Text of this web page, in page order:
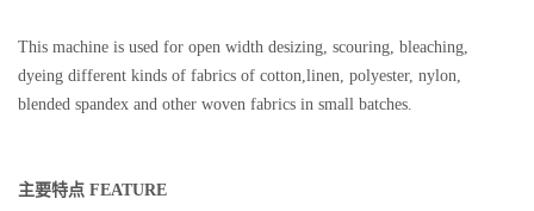
This machine is used for open width desizing, scouring, bleaching,
dyeing different kinds of fabrics of cotton,linen, polyester, nylon,
blended spandex and other woven fabrics in small batches.
主要特点 FEATURE